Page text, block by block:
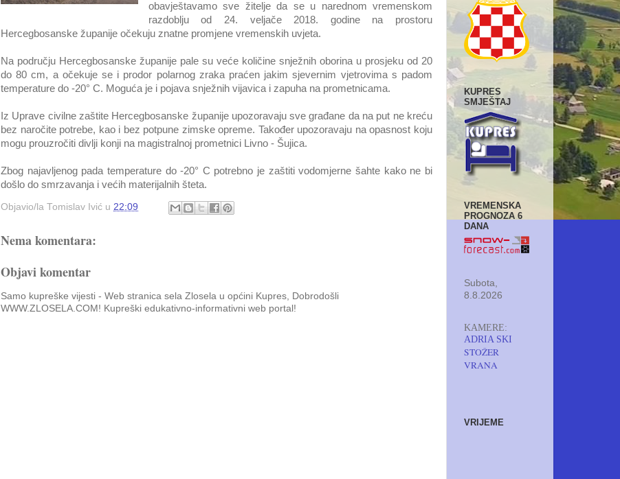
obavještavamo sve žitelje da se u narednom vremenskom
razdoblju od 24. veljače 2018. godine na prostoru
Hercegbosanske županije očekuju znatne promjene vremenskih uvjeta.
Na području Hercegbosanske županije pale su veće količine snježnih oborina u prosjeku od 20
do 80 cm, a očekuje se i prodor polarnog zraka praćen jakim sjevernim vjetrovima s padom
temperature do -20° C. Moguća je i pojava snježnih vijavica i zapuha na prometnicama.
Iz Uprave civilne zaštite Hercegbosanske županije upozoravaju sve građane da na put ne kreću
bez naročite potrebe, kao i bez potpune zimske opreme. Također upozoravaju na opasnost koju
mogu prouzročiti divlji konji na magistralnoj prometnici Livno - Šujica.
Zbog najavljenog pada temperature do -20° C potrebno je zaštiti vodomjerne šahte kako ne bi
došlo do smrzavanja i većih materijalnih šteta.
Objavio/la Tomislav Ivić u 22:09
Nema komentara:
Objavi komentar
Samo kupreške vijesti - Web stranica sela Zlosela u općini Kupres, Dobrodošli
WWW.ZLOSELA.COM! Kupreški edukativno-informativni web portal!
KUPRES
SMJEŠTAJ
VREMENSKA
PROGNOZA 6
DANA
Subota,
8.8.2026
KAMERE:
ADRIA SKI
STOŽER
VRANA
VRIJEME